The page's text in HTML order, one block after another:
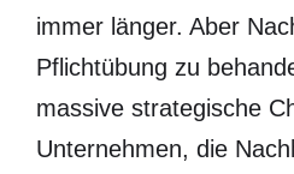
immer länger. Aber
Pflichtübung zu
massive strategische
Unternehmen, die